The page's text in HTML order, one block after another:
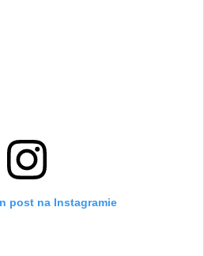
post na Instagramie